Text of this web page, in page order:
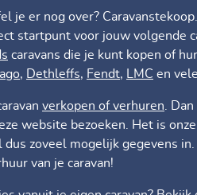
je er nog over?
startpunt voor jouw volgende
caravans die je kunt kopen of
, Dethleffs, Fendt, LMC en
verkopen of verhuren .
website bezoeken. Het is
zoveel mogelijk gegevens
van je caravan!